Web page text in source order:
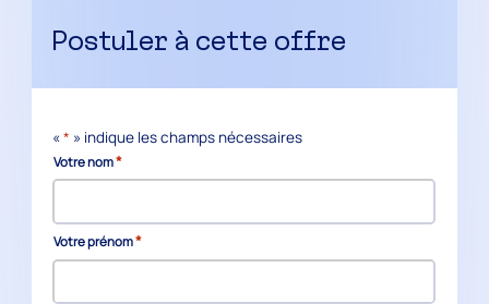
Postuler à cette offre
«* » indique les champs nécessaires
Votre nom*
Votre prénom*